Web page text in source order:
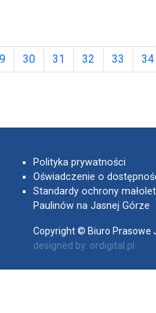
30 31 32 33 34
Copyright © Biuro Prasowe
designed by: ordigital.pl
Polityka prywatności
Oświadczenie o
Standardy ochrony
Paulinów na Jasnej Górze